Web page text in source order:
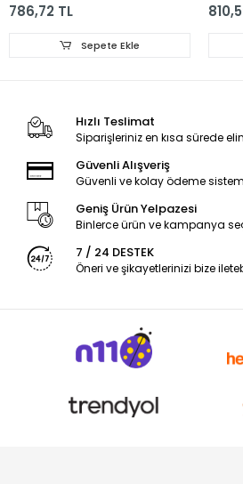
Adaptör Bluetoothlu
Kontrol Üniteli Set
786,72 TL
Sepete Ekle
Hızlı Teslimat
Siparişleriniz en kısa sürede
Güvenli Alışveriş
Güvenli ve kolay ödeme
Geniş Ürün Yelpazesi
Binlerce ürün ve kampanya
7 / 24 DESTEK
Öneri ve şikayetlerinizi bize